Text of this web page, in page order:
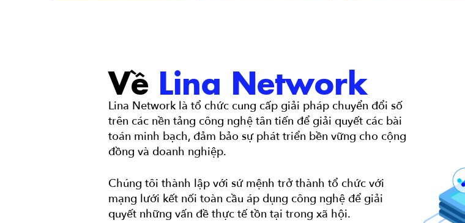
Về Lina Network
Lina Network là tổ chức cung cấp giải pháp chuyển đổi số
trên các nền tảng công nghệ tân tiến để giải quyết các bài
toán minh bạch, đảm bảo sự phát triển bền vững cho cộng
đồng và doanh nghiệp.
Chúng tôi thành lập với sứ mệnh trở thành tổ chức với
mạng lưới kết nối toàn cầu áp dụng công nghệ để giải
quyết những vấn đề thực tế tồn tại trong xã hội.